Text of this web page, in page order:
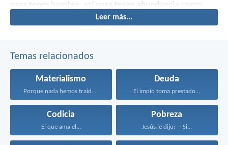
para tener hambre, así para tener abundancia como
para padecer necesidad.Leer más...
Temas relacionados
Materialismo
Porque nada hemos traído...
Deuda
El impío toma prestado...
Codicia
El que ama el...
Pobreza
Jesús le dijo: —Si...